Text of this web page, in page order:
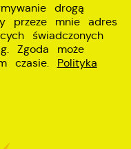
drogą
przeze mnie adres
świadczonych
Zgoda może
czasie. Polityka